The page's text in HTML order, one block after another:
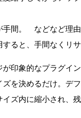
手間。 などなど理由
ると、手間なくリサ
印象的なプラグイン
を決めるだけ。デフ
イズ内に縮小され、残